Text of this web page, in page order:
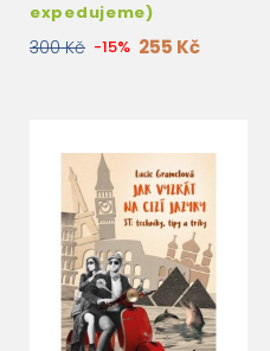
expedujeme)
300 Kč -15% 255 Kč